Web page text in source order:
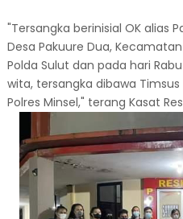
"Tersangka berinisial OK alias
Desa Pakuure Dua,
Polda Sulut dan pada hari
wita, tersangka dibawa
Polres Minsel," terang Kasat